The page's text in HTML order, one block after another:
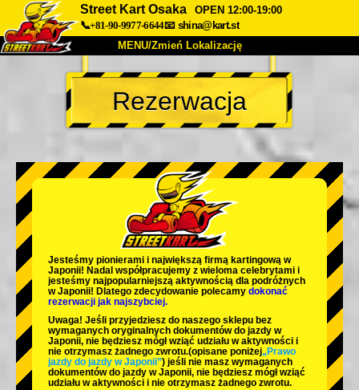
Street Kart Osaka
OPEN 12:00-19:00
📞+81-90-9977-6644📧 shina@kart.st
MENU/Zmień Lokalizację
TOP
O nas Specyfikacja Cena
Firma Rezerwacja
Zmień Lokalizację
Tokyo Shinagawa Tokyo Akihabara#1
Tokyo Akihabara#2
Tokyo Shibuya Annex Tokyo Bay
Tokyo Asakusa Osaka
Okinawa
Rezerwacja
Jesteśmy pionierami i największą firmą kartingową w
Japonii! Nadal współpracujemy z wieloma celebrytami i
jesteśmy najpopularniejszą aktywnością dla podróżnych
w Japonii! Dlatego zdecydowanie polecamy dokonać
rezerwacji jak najszybciej.
Uwaga! Jeśli przyjedziesz do naszego sklepu bez
wymaganych oryginalnych dokumentów do jazdy w
Japonii, nie będziesz mógł wziąć udziału w aktywności i
nie otrzymasz żadnego zwrotu.(opisane poniżej„Prawo
jazdy do jazdy w Japonii”) jeśli nie masz wymaganych
dokumentów do jazdy w Japonii, nie będziesz mógł wziąć
udziału w aktywności i nie otrzymasz żadnego zwrotu.